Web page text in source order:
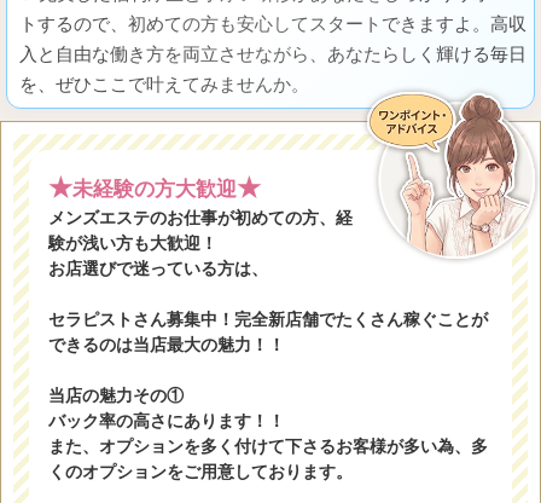
トするので、初めての方も安心してスタートできますよ。高収
入と自由な働き方を両立させながら、あなたらしく輝ける毎日
を、ぜひここで叶えてみませんか。
★未経験の方大歓迎★
メンズエステのお仕事が初めての方、経
験が浅い方も大歓迎！
お店選びで迷っている方は、
セラピストさん募集中！完全新店舗でたくさん稼ぐことが
できるのは当店最大の魅力！！
当店の魅力その①
バック率の高さにあります！！
また、オプションを多く付けて下さるお客様が多い為、多
くのオプションをご用意しております。